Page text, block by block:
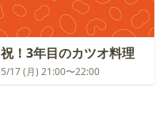
祝！3年目のカツオ料理
5/17 (月) 21:00〜22:00